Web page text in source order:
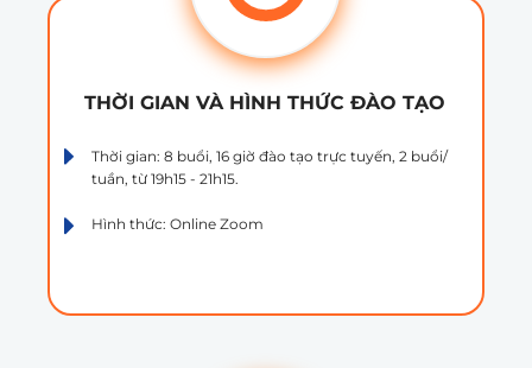
THỜI GIAN VÀ HÌNH THỨC ĐÀO TẠO
Thời gian: 8 buổi, 16 giờ đào tạo trực tuyến, 2 buổi/
tuần, từ 19h15 - 21h15.
Hình thức: Online Zoom